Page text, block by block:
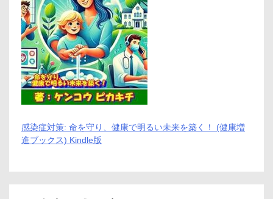
感染症対策: 命を守り、健康で明るい未来を築く！ (健康増
進ブックス) Kindle版